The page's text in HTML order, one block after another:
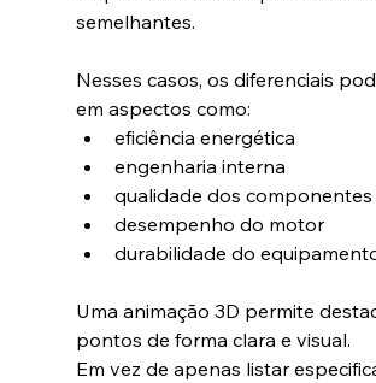
semelhantes.
Nesses casos, os diferenciais
em aspectos como:
eficiência energética
engenharia interna
qualidade dos componentes
desempenho do motor
durabilidade do
Uma animação 3D permite
pontos de forma clara e visual.
Em vez de apenas listar